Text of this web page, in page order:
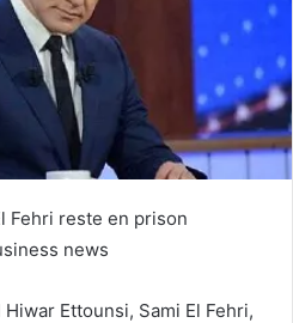
Fehri reste en prison
news
Ettounsi, Sami El Fehri,